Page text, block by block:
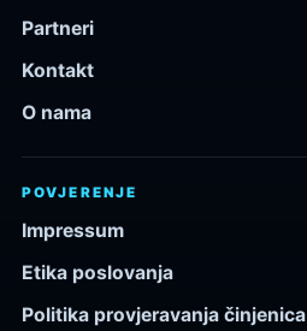
Partneri
Kontakt
O nama
POVJERENJE
Impressum
Etika poslovanja
Politika provjeravanja činjenica